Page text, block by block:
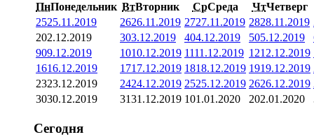
ПнПонедельник ВтВторник СрСреда ЧтЧетверг
2525.11.2019 2626.11.2019 2727.11.2019 2828.11.2019
202.12.2019 303.12.2019 404.12.2019 505.12.2019
909.12.2019 1010.12.2019 1111.12.2019 1212.12.2019
1616.12.2019 1717.12.2019 1818.12.2019 1919.12.2019
2323.12.2019 2424.12.2019 2525.12.2019 2626.12.2019
3030.12.2019 3131.12.2019 101.01.2020 202.01.2020
Сегодня